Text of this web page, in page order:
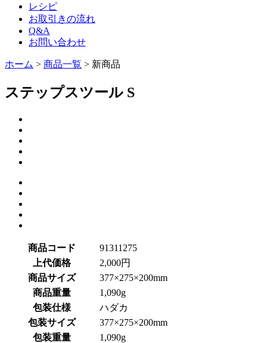
レシピ
お取引きの流れ
Q&A
お問い合わせ
ホーム > 商品一覧 > 新商品
ステップスツール S
商品コード
91311275
上代価格
2,000円
商品サイズ
377×275×200mm
商品重量
1,090g
包装仕様
ハダカ
包装サイズ
377×275×200mm
包装重量
1,090g